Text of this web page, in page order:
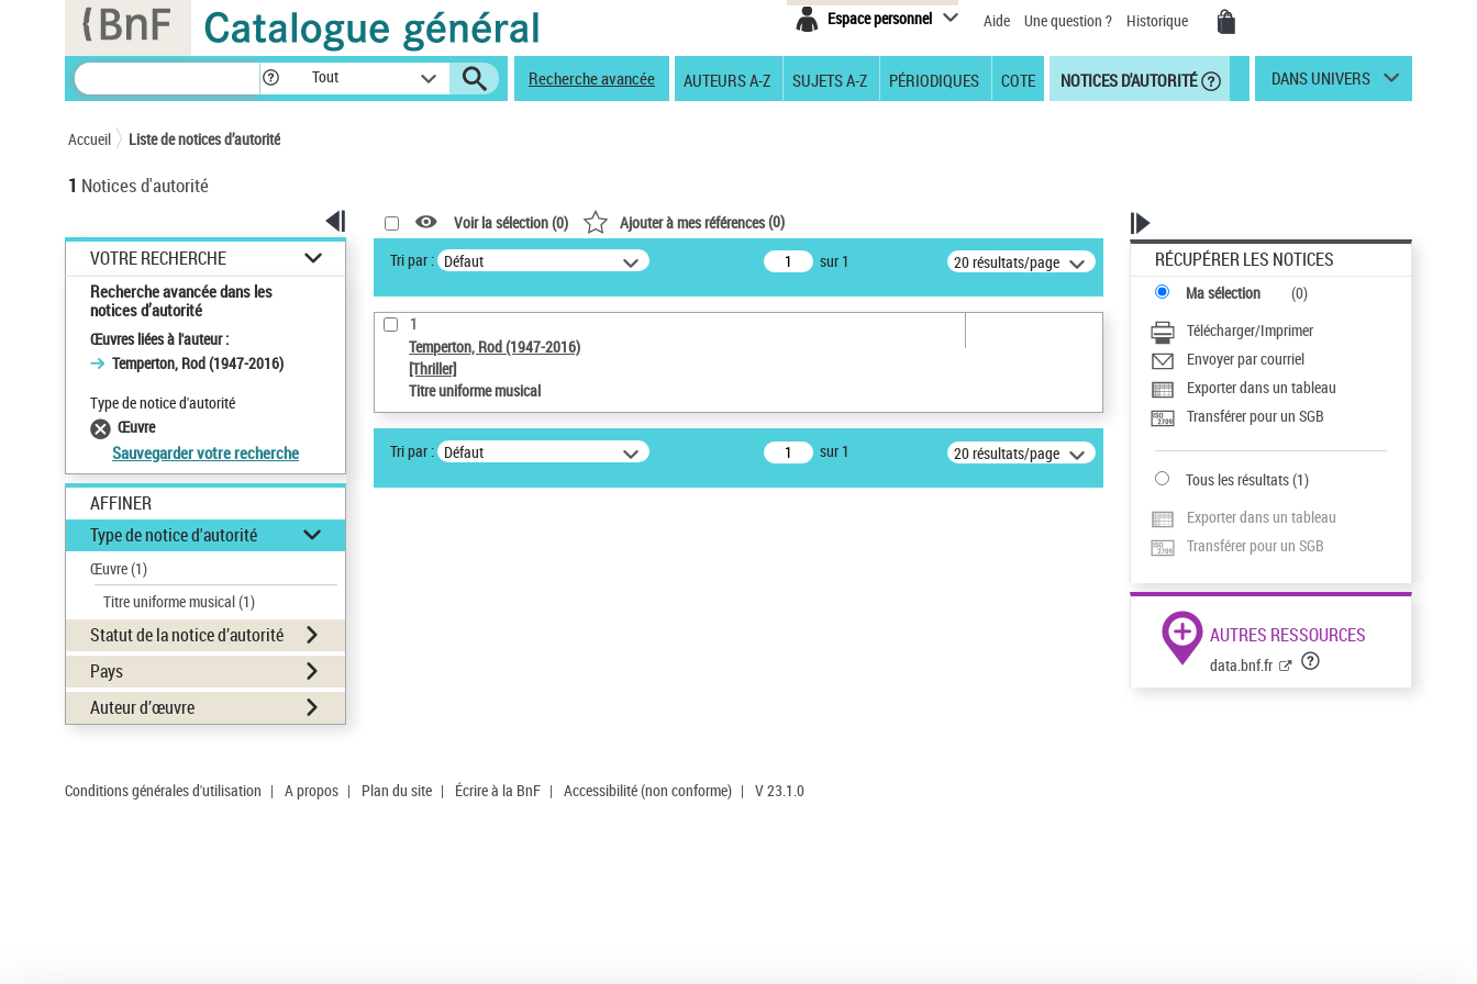
Espace personnel Aide Une question ? Historique
Tout Recherche avancée AUTEURS A-Z SUJETS A-Z PÉRIODIQUES COTE NOTICES D'AUTORITÉ DANS UNIVERS
Accueil Liste de notices d’autorité
1 Notices d'autorité
VOTRE RECHERCHE
Recherche avancée dans les
notices d’autorité
Œuvres liées à l'auteur :
Temperton, Rod (1947-2016)
Type de notice d'autorité
Œuvre
Sauvegarder votre recherche
AFFINER
Type de notice d'autorité
Œuvre(1)
Titre uniforme musical(1)
Statut de la notice d’autorité
Pays
Auteur d’œuvre
Voir la sélection (0) Ajouter à mes références(0)
Tri par : Défaut sur 1 20 résultats/page
1
Temperton, Rod (1947-2016)
[Thriller]
Titre uniforme musical
Tri par : Défaut sur 1 20 résultats/page
RÉCUPÉRER LES NOTICES
Ma sélection (0)
Télécharger/Imprimer
Envoyer par courriel
Exporter dans un tableau
Transférer pour un SGB
Tous les résultats(1)
Exporter dans un tableau
Transférer pour un SGB
AUTRES RESSOURCES
data.bnf.fr
Conditions générales d'utilisation | A propos | Plan du site | Écrire à la BnF | Accessibilité (non conforme) | V 23.1.0
Panneau de gestion des cookies